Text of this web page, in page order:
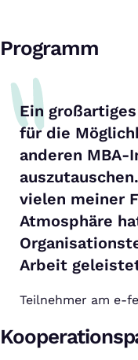
Programm
Ein
für die
anderen MBA-
vielen meiner
Atmosphäre
Arbeit
Teilnehmer am e-